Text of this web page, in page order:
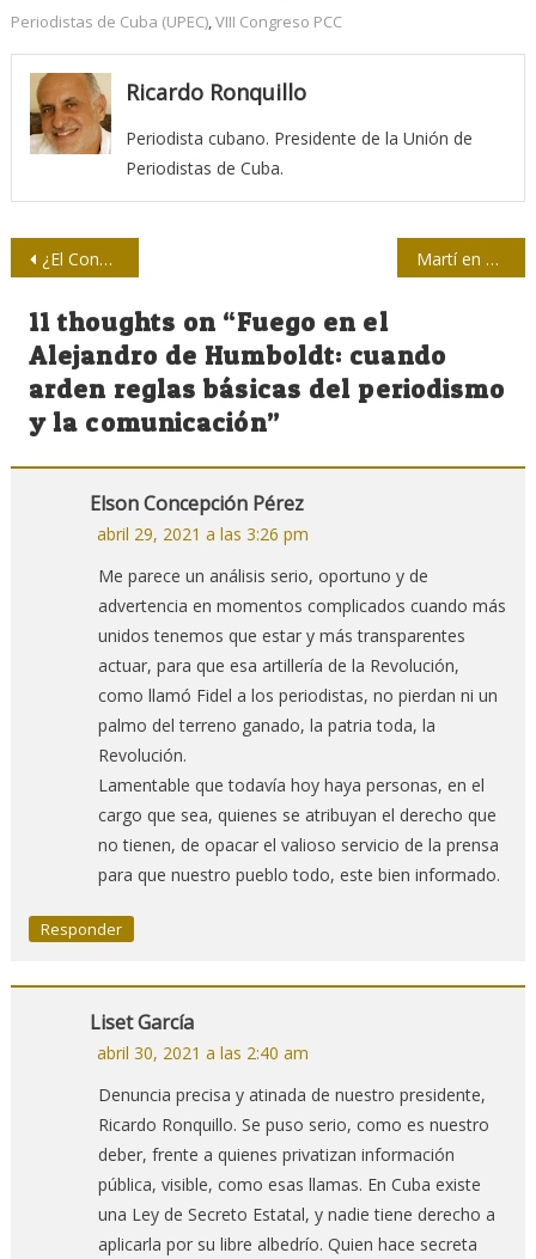
Periodistas de Cuba (UPEC),VIII Congreso PCC
Ricardo Ronquillo
Periodista cubano. Presidente de la Unión de
Periodistas de Cuba.
Navegación
de
entradas
¿El Congreso de la comunicación? Martí en Delarra
11 thoughts on “Fuego en el
Alejandro de Humboldt: cuando
arden reglas básicas del periodismo
y la comunicación”
Elson Concepción Pérez
abril 29, 2021 a las 3:26 pm
Me parece un análisis serio, oportuno y de
advertencia en momentos complicados cuando más
unidos tenemos que estar y más transparentes
actuar, para que esa artillería de la Revolución,
como llamó Fidel a los periodistas, no pierdan ni un
palmo del terreno ganado, la patria toda, la
Revolución.
Lamentable que todavía hoy haya personas, en el
cargo que sea, quienes se atribuyan el derecho que
no tienen, de opacar el valioso servicio de la prensa
para que nuestro pueblo todo, este bien informado.
Responder
Liset García
abril 30, 2021 a las 2:40 am
Denuncia precisa y atinada de nuestro presidente,
Ricardo Ronquillo. Se puso serio, como es nuestro
deber, frente a quienes privatizan información
pública, visible, como esas llamas. En Cuba existe
una Ley de Secreto Estatal, y nadie tiene derecho a
aplicarla por su libre albedrío. Quien hace secreta